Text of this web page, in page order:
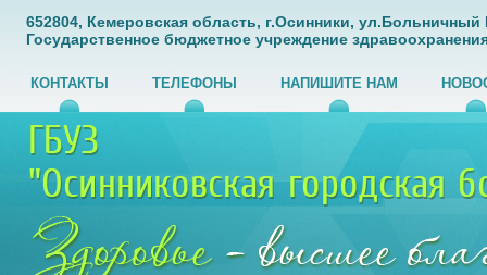
652804, Кемеровская область, г.Осинники, ул.Больничный
Государственное бюджетное учреждение
КОНТАКТЫ ТЕЛЕФОНЫ НАПИШИТЕ НАМ